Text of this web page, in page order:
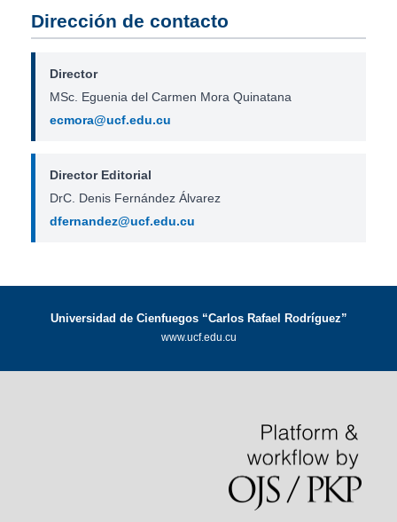
Dirección de contacto
Director
MSc. Eguenia del Carmen Mora Quinatana
ecmora@ucf.edu.cu
Director Editorial
DrC. Denis Fernández Álvarez
dfernandez@ucf.edu.cu
Universidad de Cienfuegos “Carlos Rafael Rodríguez”
www.ucf.edu.cu